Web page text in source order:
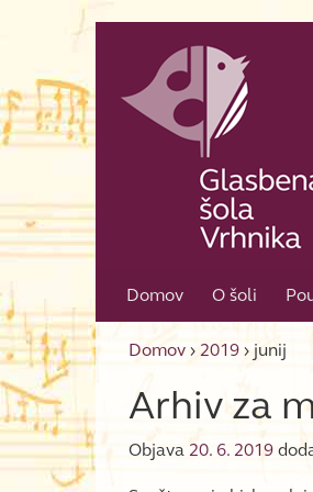
Domov O šoli
Domov › 2019 › junij
Arhiv za
Objava 20. 6. 2019